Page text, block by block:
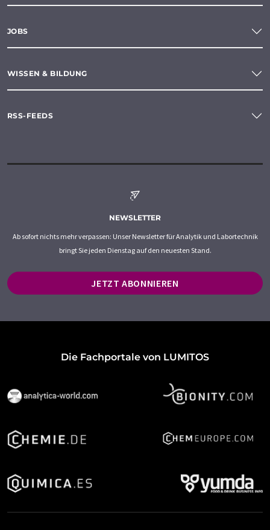
JOBS
WISSEN & BILDUNG
RSS-FEEDS
NEWSLETTER
Ab sofort nichts mehr verpassen: Unser Newsletter für Analytik und Labortechnik
bringt Sie jeden Dienstag auf den neuesten Stand.
JETZT ABONNIEREN
Die Fachportale von LUMITOS